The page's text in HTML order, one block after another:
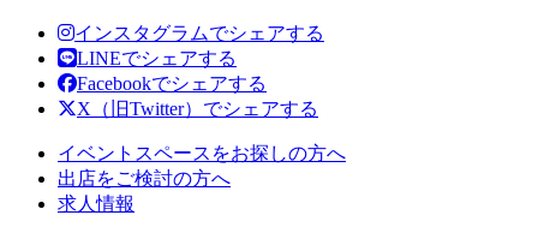
インスタグラムでシェアする
LINEでシェアする
Facebookでシェアする
X（旧Twitter）でシェアする
イベントスペースをお探しの方へ
出店をご検討の方へ
求人情報